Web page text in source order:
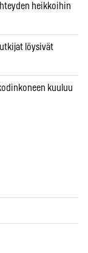
heikkoihin
löysivät
kuuluu